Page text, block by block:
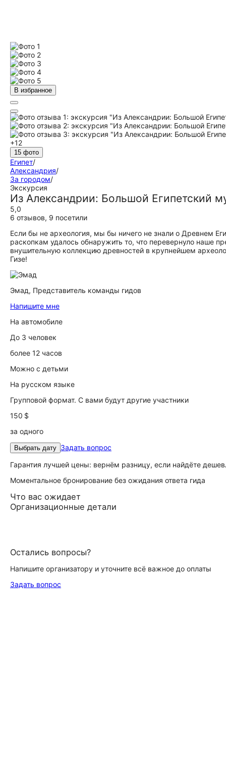
В избранное
+12
15 фото
Египет/
Александрия/
За городом/
Экскурсия
Из Александрии: Большой Египетский
5,0
6 отзывов, 9 посетили
Если бы не археология, мы бы ничего не знали о Древнем
раскопкам удалось обнаружить то, что перевернуло наше
внушительную коллекцию древностей в крупнейшем
Гизе!
Эмад, Представитель команды гидов
Напишите мне
На автомобиле
До 3 человек
более 12 часов
Можно с детьми
На русском языке
Групповой формат. С вами будут другие участники
150 $
за одного
Выбрать дату Задать вопрос
Гарантия лучшей цены: вернём разницу, если найдёте
Моментальное бронирование без ожидания ответа гида
Что вас ожидает
Организационные детали
Остались вопросы?
Напишите организатору и уточните всё важное до оплаты
Задать вопрос